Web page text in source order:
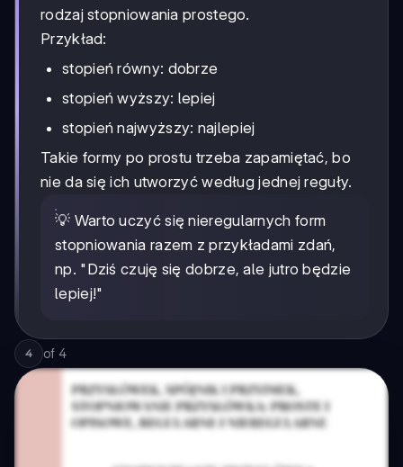
rodzaj stopniowania prostego.
Przykład:
stopień równy: dobrze
stopień wyższy: lepiej
stopień najwyższy: najlepiej
Takie formy po prostu trzeba zapamiętać, bo
nie da się ich utworzyć według jednej reguły.
💡 Warto uczyć się nieregularnych form
stopniowania razem z przykładami zdań,
np. "Dziś czuję się dobrze, ale jutro będzie
lepiej!"
4 of 4